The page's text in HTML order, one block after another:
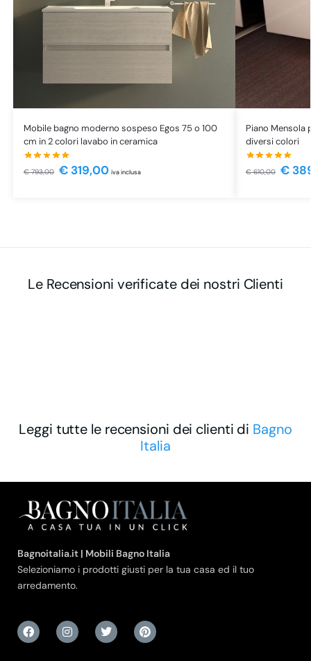
Mobile bagno moderno sospeso Egos 75 o 100
cm in 2 colori lavabo in ceramica
€793,00 €319,00 iva inclusa
Piano Mensola
diversi colori
€610,00 €
Le Recensioni verificate dei nostri Clienti
Leggi tutte le recensioni dei clienti di Bagno
Italia
Bagnoitalia.it | Mobili Bagno Italia
Selezioniamo i prodotti giusti per la tua casa ed il tuo
arredamento.